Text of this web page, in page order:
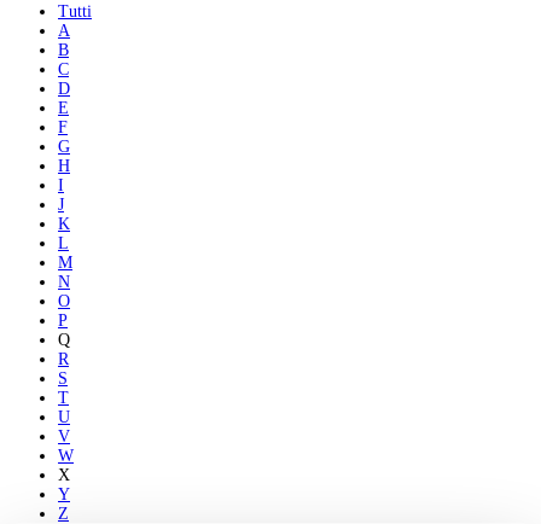
Tutti
A
B
C
D
E
F
G
H
I
J
K
L
M
N
O
P
Q
R
S
T
U
V
W
X
Y
Z